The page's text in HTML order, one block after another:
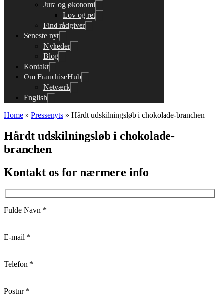
Jura og økonomi
Lov og ret
Find rådgiver
Seneste nyt
Nyheder
Blog
Kontakt
Om FranchiseHub
Netværk
English
Home » Pressenyts » Hårdt udskilningsløb i chokolade-branchen
Hårdt udskilningsløb i chokolade-
branchen
Kontakt os for nærmere info
Fulde Navn *
E-mail *
Telefon *
Postnr *